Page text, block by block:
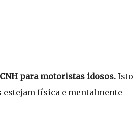
para motoristas idosos. Isto
física e mentalmente